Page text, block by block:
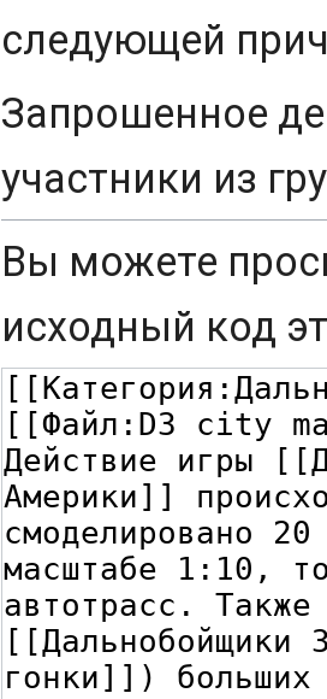
следующей
Запрошенное
участники из
Вы можете
исходный код